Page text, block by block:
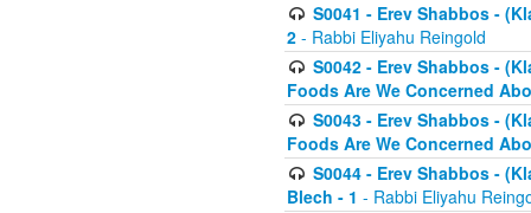
S0041 - Erev Shabbos -
2 - Rabbi Eliyahu Reingold
S0042 - Erev Shabbos -
Foods Are We Concerned
S0043 - Erev Shabbos -
Foods Are We Concerned
S0044 - Erev Shabbos -
Blech - 1 - Rabbi Eliyahu